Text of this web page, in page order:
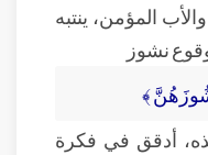
المؤمن، ينتبه
نشوز
﴾
أدقق في فكرة